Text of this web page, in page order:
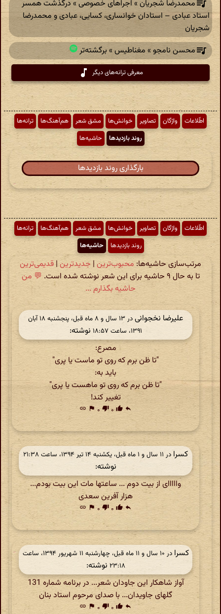
محمدرضا شجریان » اجراهای خصوصی » درگذشت همسر
استاد عبادی – استادان خوانساری، کسایی، عبادی و محمدرضا
شجریان
محسن نامجو » مغناطیس » برگشته‌تر
معرفی ترانه‌های دیگر
اطّلاعات واژگان تصاویر خوانش‌ها مشق شعر هم‌آهنگ‌ها
ترانه‌ها
روند بازدیدها
حاشیه‌ها
بارگذاری روند بازدیدها
اطّلاعات واژگان تصاویر خوانش‌ها مشق شعر هم‌آهنگ‌ها
ترانه‌ها
روند بازدیدها
حاشیه‌ها
مرتب‌سازی حاشیه‌ها: محبوب‌ترین | جدیدترین | قدیمی‌ترین
تا به حال ۹ حاشیه برای این شعر نوشته شده است.
💬 من
حاشیه بگذارم ...
علیرضا نخجوانی
در ‫۱۳ سال و ۸ ماه قبل، پنجشنبه ۱۸ آبان
۱۳۹۱، ساعت ۱۸:۵۷
نوشته:
مصرع:
"تا ظن برم که روی تو ماست یا پری"
باید به:
"تا ظن برم که روی تو ماهست یا پری"
تغییر کند!
reply
thumb_up ۰ thumb_down ۰ flag
link
کسرا در ‫۱۱ سال و ۱ ماه قبل، یکشنبه ۱۴ تیر ۱۳۹۴، ساعت ۲۱:۳۸
نوشته:
وااااای از بیت دوم ... ساعتها مات این بیت بودم...
هزار آفرین سعدی
reply
thumb_up ۰ thumb_down ۰ flag
link
کسرا
در ‫۱۰ سال و ۱۱ ماه قبل، چهارشنبه ۱۱ شهریور ۱۳۹۴، ساعت
۲۳:۱۸ نوشته:
آواز شاهکار این جاودان شعر... در برنامه شماره 131
گلهای جاویدان... با صدای مرحوم استاد بنان
reply
thumb_up ۰ thumb_down ۰ flag
link